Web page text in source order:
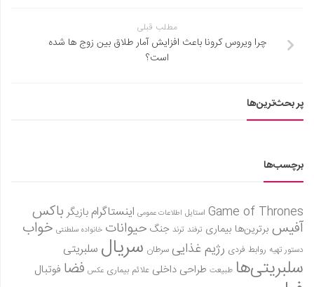
مطلب قبلی
چرا ویروس کرونا باعث افزایش آمار طلاق بین زوج ها شده
است؟
پر بحث‌ترین‌ها
برچسب‌ها
Game of Thrones استایل اطلاعات عمومی اینستاگرام بازیگر باکس
آفیس برترین‌ها بیماری ترفند ترند جنگ حیوانات خانواده سلطنتی خواب
دستور تهیه روابط فردی رژیم غذاییسرطان سریال سلبریتی
سلبریتی‌ها طبیعت طراحی داخلی علائم بیماری عکس فضا فوتبال